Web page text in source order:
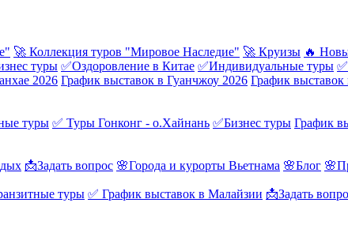
🚀 Коллекция туров "Мировое Наследие" 🚀 Круизы 🔥
туры ✅Оздоровление в Китае ✅Индивидуальные туры
2026 График выставок в Гуанчжоу 2026 График
туры ✅ Туры Гонконг - о.Хайнань ✅Бизнес туры График
📩Задать вопрос 🌸Города и курорты Вьетнама 🌸Блог
туры ✅ График выставок в Малайзии 📩Задать